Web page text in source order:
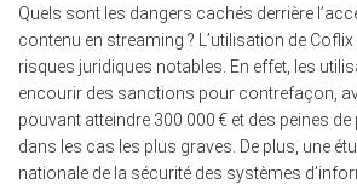
Quels sont les dangers cachés derrière
contenu en streaming ? L’utilisation de
risques juridiques notables. En effet, les
encourir des sanctions pour contrefaçon,
pouvant atteindre 300 000 € et des peines
dans les cas les plus graves. De plus, une
nationale de la sécurité des systèmes